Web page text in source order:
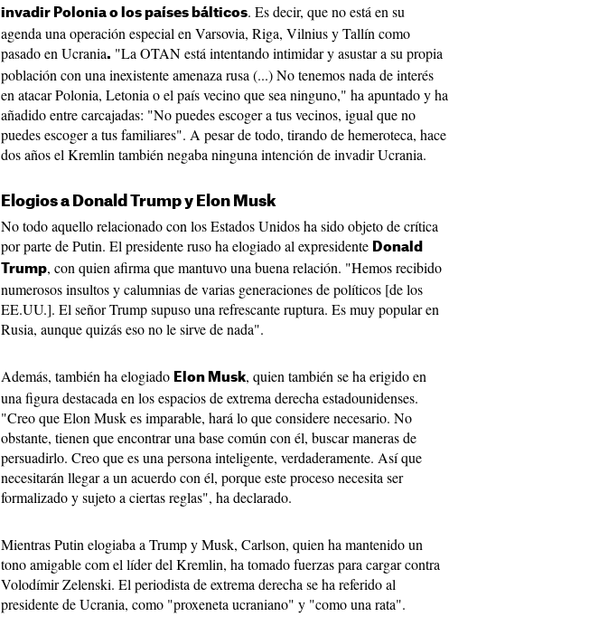
invadir Polonia o los países bálticos. Es decir, que no está en su
agenda una operación especial en Varsovia, Riga, Vilnius y Tallín como
pasado en Ucrania. "La OTAN está intentando intimidar y asustar a su propia
población con una inexistente amenaza rusa (...) No tenemos nada de interés
en atacar Polonia, Letonia o el país vecino que sea ninguno," ha apuntado y ha
añadido entre carcajadas: "No puedes escoger a tus vecinos, igual que no
puedes escoger a tus familiares". A pesar de todo, tirando de hemeroteca, hace
dos años el Kremlin también negaba ninguna intención de invadir Ucrania.
Elogios a Donald Trump y Elon Musk
No todo aquello relacionado con los Estados Unidos ha sido objeto de crítica
por parte de Putin. El presidente ruso ha elogiado al expresidente Donald
Trump, con quien afirma que mantuvo una buena relación. "Hemos recibido
numerosos insultos y calumnias de varias generaciones de políticos [de los
EE.UU.]. El señor Trump supuso una refrescante ruptura. Es muy popular en
Rusia, aunque quizás eso no le sirve de nada".
Además, también ha elogiado Elon Musk, quien también se ha erigido en
una figura destacada en los espacios de extrema derecha estadounidenses.
"Creo que Elon Musk es imparable, hará lo que considere necesario. No
obstante, tienen que encontrar una base común con él, buscar maneras de
persuadirlo. Creo que es una persona inteligente, verdaderamente. Así que
necesitarán llegar a un acuerdo con él, porque este proceso necesita ser
formalizado y sujeto a ciertas reglas", ha declarado.
Mientras Putin elogiaba a Trump y Musk, Carlson, quien ha mantenido un
tono amigable com el líder del Kremlin, ha tomado fuerzas para cargar contra
Volodímir Zelenski. El periodista de extrema derecha se ha referido al
presidente de Ucrania, como "proxeneta ucraniano" y "como una rata".